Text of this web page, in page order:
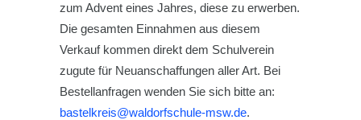
zum Advent eines Jahres, diese zu erwerben.
Die gesamten Einnahmen aus diesem
Verkauf kommen direkt dem Schulverein
zugute für Neuanschaffungen aller Art. Bei
Bestellanfragen wenden Sie sich bitte an:
bastelkreis@waldorfschule-msw.de.